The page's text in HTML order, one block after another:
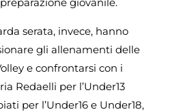
giovanile.
serata, invece, hanno
gli allenamenti delle
e confrontarsi con i
Redaelli per l’Under13
per l’Under16 e Under18,